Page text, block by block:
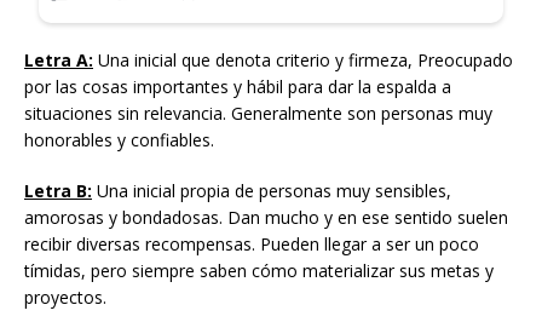
Letra A: Una inicial que denota criterio y firmeza, Preocupado
por las cosas importantes y hábil para dar la espalda a
situaciones sin relevancia. Generalmente son personas muy
honorables y confiables.
Letra B: Una inicial propia de personas muy sensibles,
amorosas y bondadosas. Dan mucho y en ese sentido suelen
recibir diversas recompensas. Pueden llegar a ser un poco
tímidas, pero siempre saben cómo materializar sus metas y
proyectos.